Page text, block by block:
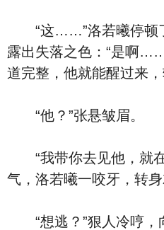
“这……”洛若曦停顿
露出失落之色：“是啊
道完整，他就能醒过来
“他？”张悬皱眉。
“我带你去见他，就
气，洛若曦一咬牙，转身
“想逃？”狠人冷哼，